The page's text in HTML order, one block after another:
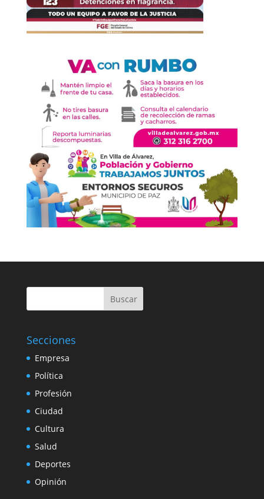
Buscar
Secciones
Empresa
Política
Profesión
Ciudad
Cultura
Salud
Deportes
Opinión